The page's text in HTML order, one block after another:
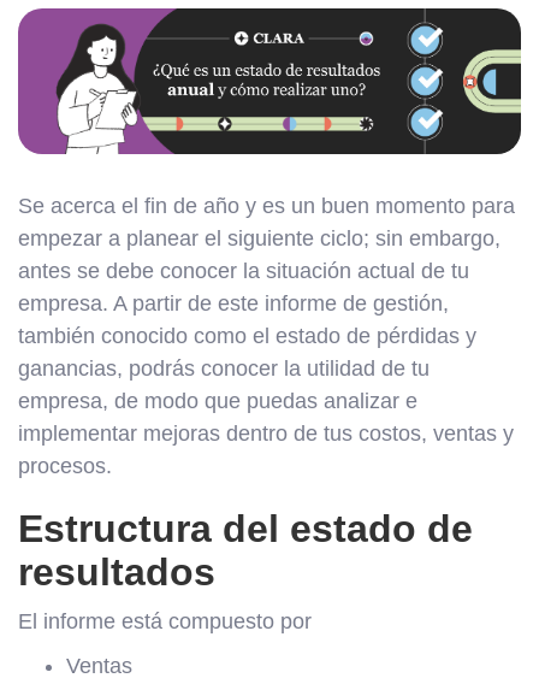
Se acerca el fin de año y es un buen momento para
empezar a planear el siguiente ciclo; sin embargo,
antes se debe conocer la situación actual de tu
empresa. A partir de este informe de gestión,
también conocido como el estado de pérdidas y
ganancias, podrás conocer la utilidad de tu
empresa, de modo que puedas analizar e
implementar mejoras dentro de tus costos, ventas y
procesos.
Estructura del estado de
resultados
El informe está compuesto por
Ventas